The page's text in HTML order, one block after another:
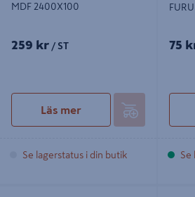
MDF 2400X100
259 kr / ST
Läs mer
Se lagerstatus i din butik
FURU
75
Se